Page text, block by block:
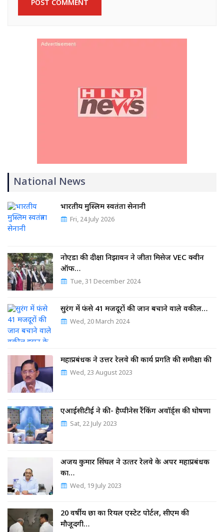
National News
भारतीय मुस्लिम स्वतंत्रता सेनानी
Fri, 24 July 2026
नोएडा की दीक्षा निझावन ने जीता मिसेज VEC क्वीन
ऑफ…
Tue, 31 December 2024
सुरंग में फंसे 41 मजदूरों की जान बचाने वाले वकील…
Wed, 20 March 2024
महाप्रबंधक ने उत्तर रेलवे की कार्य प्रगति की समीक्षा की
Wed, 23 August 2023
एआईसीटीई ने की- हैप्पीनेस रैंकिंग अवॉर्ड्स की घोषणा
Sat, 22 July 2023
अजय कुमार सिंघल ने उत्‍तर रेलवे के अपर महाप्रबंधक
का…
Wed, 19 July 2023
20 वर्षीय छात्र का रियल एस्टेट पोर्टल, सीएम की
मौजूदगी…